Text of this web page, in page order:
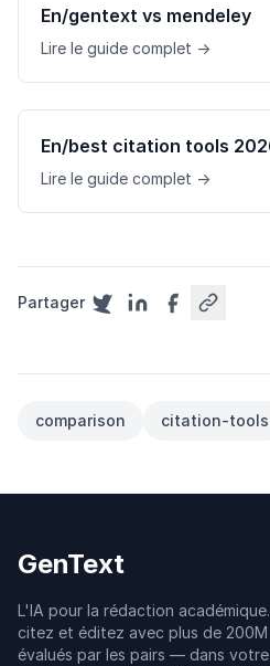
En/gentext vs mendeley
Lire le guide complet →
En/best citation tools
Lire le guide complet →
Partager
comparison citation-tools
GenText
L'IA pour la rédaction académique.
citez et éditez avec plus de
évalués par les pairs — dans